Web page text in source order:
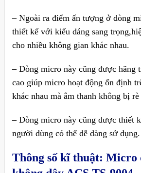
– Ngoài ra điểm ấn tượng ở dòng
thiết kế với kiểu dáng sang
cho nhiều không gian khác nhau.
– Dòng micro này cũng được hãng
cao giúp micro hoạt động ổn định
khác nhau mà âm thanh không bị
– Dòng micro này cũng được thiết
người dùng có thể dễ dàng sử dụng.
Thông số kĩ thuật: Micro